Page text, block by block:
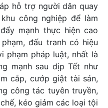
hỗ trợ người dân quay
công nghiệp để làm
mạnh thực hiện cao
đấu tranh có hiệu
phạm pháp luật, nhất là
mạnh sau dịp Tết như
cắp, cướp giật tài sản,
công tác tuyên truyền,
kéo giảm các loại tội